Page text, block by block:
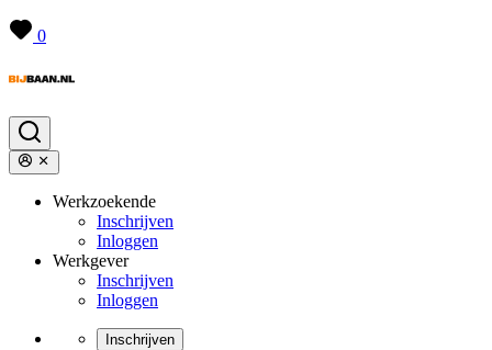
0
Werkzoekende
Inschrijven
Inloggen
Werkgever
Inschrijven
Inloggen
Inschrijven